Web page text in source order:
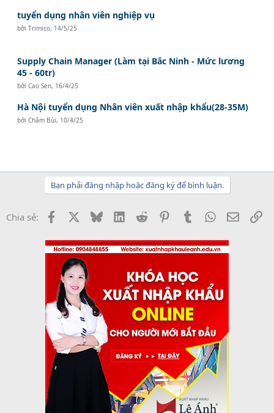
tuyển dụng nhân viên nghiệp vụ
bởiTrimico, 14/5/25
Supply Chain Manager (Làm tại Bắc Ninh - Mức lương
45 - 60tr)
bởiCao Sen, 16/4/25
Hà Nội tuyển dụng Nhân viên xuất nhập khẩu(28-35M)
bởiChâm Bùi, 10/4/25
Bạn phải đăng nhập hoặc đăng ký để bình luận.
Chia sẻ: Facebook BlueskyLinkedInReddit PinterestTumblrWhatsApp
Email